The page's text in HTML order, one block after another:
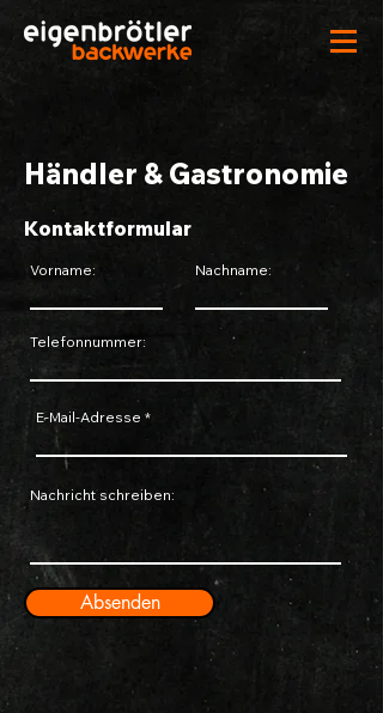
Händler & Gastronomie
Kontaktformular
Vorname: Nachname:
Telefonnummer:
E-Mail-Adresse
Nachricht schreiben:
Absenden